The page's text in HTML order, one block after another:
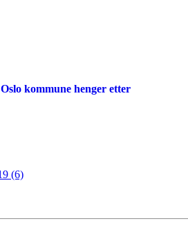
kommune henger etter
(6)